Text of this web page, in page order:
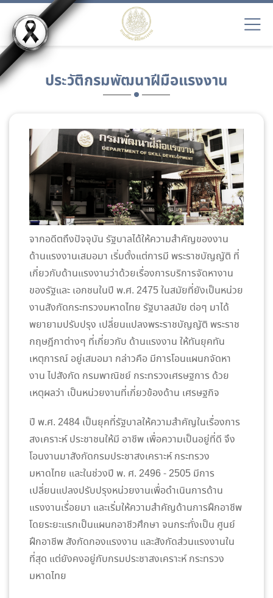
ประวัติกรมพัฒนาฝีมือแรงงาน
จากอดีตถึงปัจจุบัน รัฐบาลได้ให้ความสำคัญของงาน
ด้านแรงงานเสมอมา เริ่มตั้งแต่การมี พระราชบัญญัติ ที่
เกี่ยวกับด้านแรงงานว่าด้วยเรื่องการบริการจัดหางาน
ของรัฐและ เอกชนในปี พ.ศ. 2475 ในสมัยที่ยังเป็นหน่วย
งานสังกัดกระทรวงมหาดไทย รัฐบาลสมัย ต่อๆ มาได้
พยายามปรับปรุง เปลี่ยนแปลงพระราชบัญญัติ พระราช
กฤษฎีกาต่างๆ ที่เกี่ยวกับ ด้านแรงงาน ให้ทันยุคทัน
เหตุการณ์ อยู่เสมอมา กล่าวคือ มีการโอนแผนกจัดหา
งาน ไปสังกัด กรมพาณิชย์ กระทรวงเศรษฐการ ด้วย
เหตุผลว่า เป็นหน่วยงานที่เกี่ยวข้องด้าน เศรษฐกิจ
ปี พ.ศ. 2484 เป็นยุคที่รัฐบาลให้ความสำคัญในเรื่องการ
สงเคราะห์ ประชาชนให้มี อาชีพ เพื่อความเป็นอยู่ที่ดี จึง
โอนงานมาสังกัดกรมประชาสงเคราะห์ กระทรวง
มหาดไทย และในช่วงปี พ. ศ. 2496 - 2505 มีการ
เปลี่ยนแปลงปรับปรุงหน่วยงานเพื่อดำเนินการด้าน
แรงงานเรื่อยมา และเริ่มให้ความสำคัญด้านการฝึกอาชีพ
โดยระยะแรกเป็นแผนกอาชีวศึกษา จนกระทั่งเป็น ศูนย์
ฝึกอาชีพ สังกัดกองแรงงาน และสังกัดส่วนแรงงานใน
ที่สุด แต่ยังคงอยู่กับกรมประชาสงเคราะห์ กระทรวง
มหาดไทย